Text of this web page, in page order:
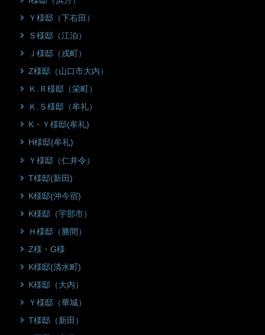
Ｙ様邸（下右田）
Ｓ様邸（江泊）
Ｊ様邸（戎町）
Z様邸（山口市大内）
Ｋ.Ｒ様邸（栄町）
Ｋ.Ｓ様邸（牟礼）
K・Ｙ様邸(牟礼)
H様邸(牟礼)
Ｙ様邸（仁井令）
T様邸(新田)
K様邸(沖今宿)
K様邸（宇部市）
Ｈ様邸（勝間）
Z様・G様
K様邸(清水町)
K様邸（大内）
Ｙ様邸（華城）
T様邸（新田）